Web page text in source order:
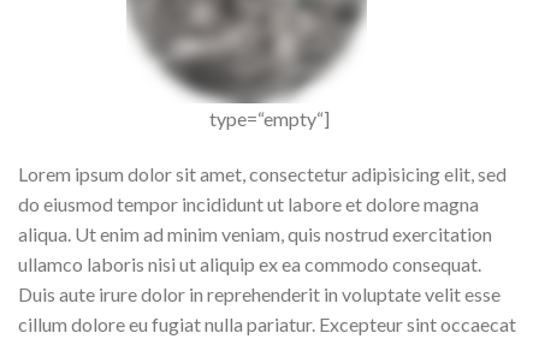
type=“empty“]
Lorem ipsum dolor sit amet, consectetur adipisicing elit, sed
do eiusmod tempor incididunt ut labore et dolore magna
aliqua. Ut enim ad minim veniam, quis nostrud exercitation
ullamco laboris nisi ut aliquip ex ea commodo consequat.
Duis aute irure dolor in reprehenderit in voluptate velit esse
cillum dolore eu fugiat nulla pariatur. Excepteur sint occaecat